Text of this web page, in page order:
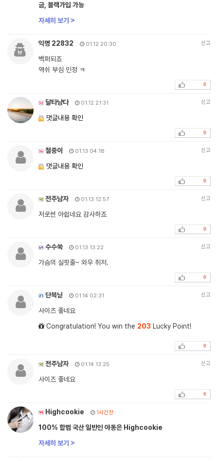
금, 블랙가입 가능
자세히 보기 >
익명 22832 01.12 20:30 신고
백퍼되죠
역쉬 부심 인정 ㅋ
0
달타냥다 01.12 21:31 신고
댓글내용 확인
0
철중이 01.13 04:18 신고
댓글내용 확인
0
전주남자 01.13 12:57 신고
저로썬 아쉽네요 감사하죠
0
수수쑥 01.13 13:22 신고
가슴의 실핏줄~ 와우 취저.
0
단븍닏 01.14 02:31 신고
사이즈 좋네요
Congratulation! You win the 203 Lucky Point!
0
전주남자 01.14 13:25 신고
사이즈 좋네요
0
Highcookie 1시간전
100% 합법 국산 일반인 야동은 Highcookie
자세히 보기 >